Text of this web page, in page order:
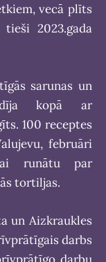
vecā plīts
2023.gada
sarunas un
kopā ar
100 receptes
februāri
runātu par
tortiljas.
un Aizkraukles
darbs